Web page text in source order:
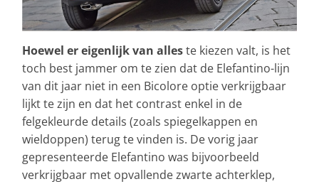
Hoewel er eigenlijk van alleste kiezen valt, is het
toch best jammer om te zien dat de Elefantino-lijn
van dit jaar niet in een Bicolore optie verkrijgbaar
lijkt te zijn en dat het contrast enkel in de
felgekleurde details (zoals spiegelkappen en
wieldoppen) terug te vinden is. De vorig jaar
gepresenteerde Elefantino was bijvoorbeeld
verkrijgbaar met opvallende zwarte achterklep,